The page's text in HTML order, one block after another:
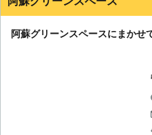
阿蘇グリーンスペースにまかせ